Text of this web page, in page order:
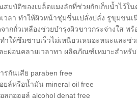
มบัติของเมล็ดแมงลักที่ช่วยกักเก็บน้ำไว้ใ
วลา ทำให้ผิวหน้าชุ่มชื่นเปลั่งปลั่ง รูขุมขน
ากถั่วเหลืองช่วยบำรุงผิวขาวกระจ่างใส
ำให้ซึมซาบเร็วไม่เหนียวเหนอะหนะและ
ผ่อนคลายเวลาทา ผลิตภัณฑ์เหมาะสำหรับ
รกันเสีย paraben free
ยล์หรือน้ำมัน mineral oil free
ลกอฮอล์ alcohol denat free